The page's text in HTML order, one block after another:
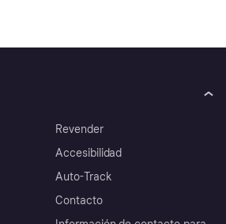
Revender
Accesibilidad
Auto-Track
Contacto